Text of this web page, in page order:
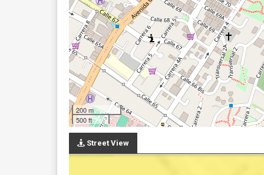
200 m
500 ft
Street View